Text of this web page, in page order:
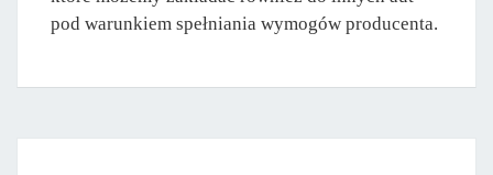
pod warunkiem spełniania wymogów producenta.